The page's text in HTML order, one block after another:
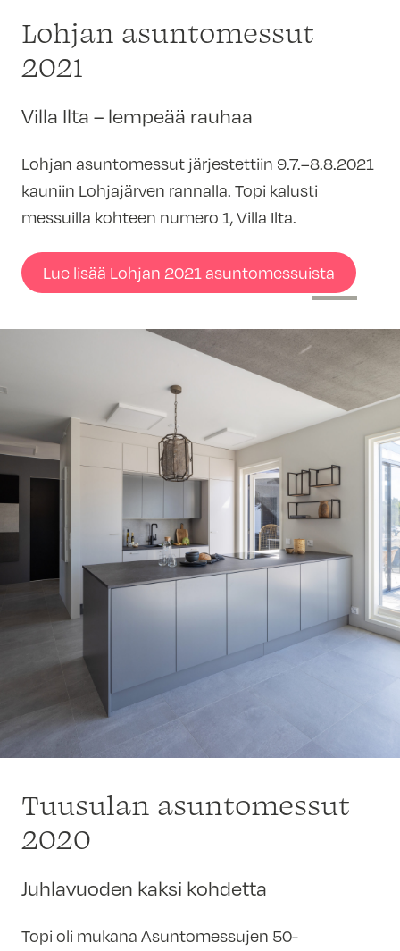
Lohjan asuntomessut
2021
Villa Ilta – lempeää rauhaa
Lohjan asuntomessut järjestettiin 9.7.–8.8.2021
kauniin Lohjajärven rannalla. Topi kalusti
messuilla kohteen numero 1, Villa Ilta.
Lue lisää Lohjan 2021 asuntomessuista
Tuusulan asuntomessut
2020
Juhlavuoden kaksi kohdetta
Topi oli mukana Asuntomessujen 50-